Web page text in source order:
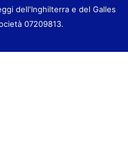
dell'Inghilterra e del Galles
07209813.